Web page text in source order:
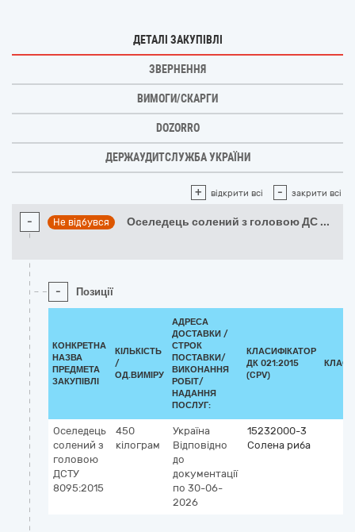
ДЕТАЛІ ЗАКУПІВЛІ
ЗВЕРНЕННЯ
ВИМОГИ/СКАРГИ
DOZORRO
ДЕРЖАУДИТСЛУЖБА УКРАЇНИ
+ відкрити всі - закрити всі
- Не відбувся Оселедець солений з головою ДС ...
- Позиції
КОНКРЕТНА
НАЗВА
ПРЕДМЕТА
ЗАКУПІВЛІ
КІЛЬКІСТЬ
/
ОД.ВИМІРУ
АДРЕСА
ДОСТАВКИ /
СТРОК
ПОСТАВКИ/
ВИКОНАННЯ
РОБІТ/
НАДАННЯ
ПОСЛУГ:
КЛАСИФІКАТОР
ДК 021:2015
(CPV)
Оселедець
солений з
головою
ДСТУ
8095:2015
450
кілограм
Україна
Відповідно
до
документації
по 30-06-
2026
15232000-3
Солена риба